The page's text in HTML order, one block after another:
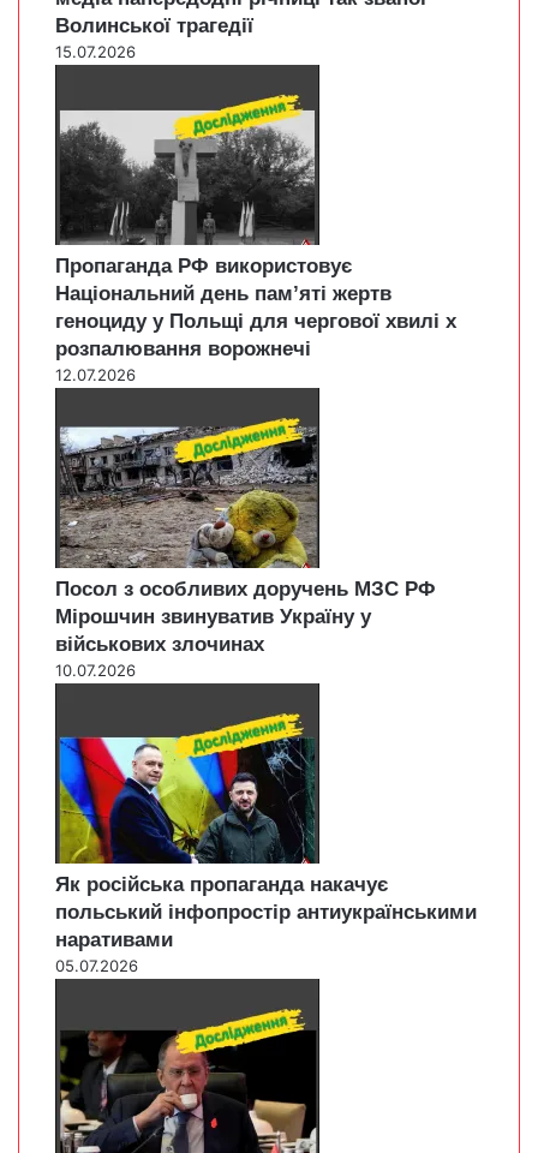
Волинської трагедії
15.07.2026
Пропаганда РФ використовує
Національний день пам’яті жертв
геноциду у Польщі для чергової хвилі х
розпалювання ворожнечі
12.07.2026
Посол з особливих доручень МЗС РФ
Мірошчин звинуватив Україну у
військових злочинах
10.07.2026
Як російська пропаганда накачує
польський інфопростір антиукраїнськими
наративами
05.07.2026